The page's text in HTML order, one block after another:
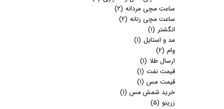
ساعت مچی مردانه (۲)
ساعت مچی زنانه (۲)
انگشتر (۱)
مد و استایل (۱)
وام (۲)
ارسال طلا (۱)
قیمت نفت (۱)
قیمت مس (۱)
خرید شمش مس (۱)
زرینو (۵)